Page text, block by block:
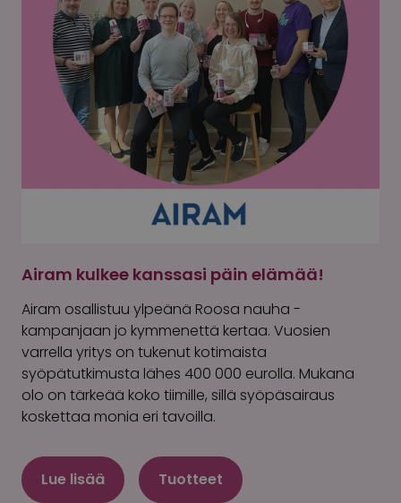
Airam kulkee kanssasi päin elämää!
Airam osallistuu ylpeänä Roosa nauha -
kampanjaan jo kymmenettä kertaa. Vuosien
varrella yritys on tukenut kotimaista
syöpätutkimusta lähes 400 000 eurolla. Mukana
olo on tärkeää koko tiimille, sillä syöpäsairaus
koskettaa monia eri tavoilla.
Lue lisää Tuotteet